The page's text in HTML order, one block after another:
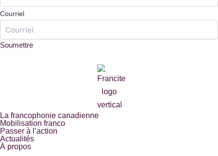
Courriel
La francophonie canadienne
Mobilisation franco
Passer à l’action
Actualités
À propos